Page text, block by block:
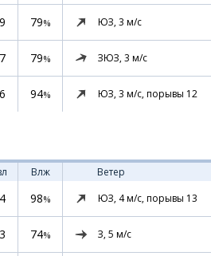
79% ЮЗ, 3 м/с
79% ЗЮЗ, 3 м/с
94% ЮЗ, 3 м/с, порывы 12
Влж
Ветер
98% ЮЗ, 4м/с, порывы 13
74% З, 5 м/с